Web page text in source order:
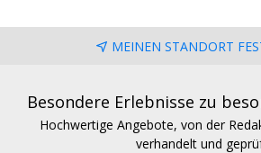
MEINEN STANDORT
Besondere Erlebnisse zu
Hochwertige Angebote, von der
verhandelt und